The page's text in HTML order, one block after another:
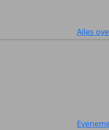
Alles